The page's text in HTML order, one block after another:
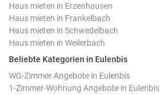
Haus mieten in Erzenhausen
Haus mieten in Frankelbach
Haus mieten in Schwedelbach
Haus mieten in Weilerbach
Beliebte Kategorien in Eulenbis
WG-Zimmer Angebote in Eulenbis
1-Zimmer-Wohnung Angebote in Eulenbis